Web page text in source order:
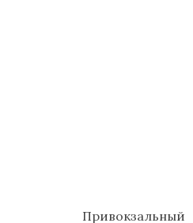
Привокзальный